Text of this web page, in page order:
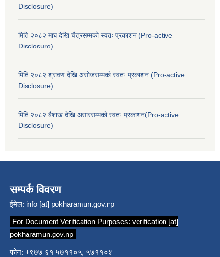
Disclosure)
मिति २०८२ माघ देखि चैत्रसम्मको स्वतः प्रकाशन (Pro-active
Disclosure)
मिति २०८२ श्रावण देखि असोजसम्मको स्वतः प्रकाशन (Pro-active
Disclosure)
मिति २०८२ बैशाख देखि असारसम्मको स्वतः प्रकाशन(Pro-active
Disclosure)
सम्पर्क विवरण
ईमेल: info [at] pokharamun.gov.np
For Document Verification Purposes: verification [at]
pokharamun.gov.np
फोन: +९७७ ६१ ५७११०५, ५७११०४